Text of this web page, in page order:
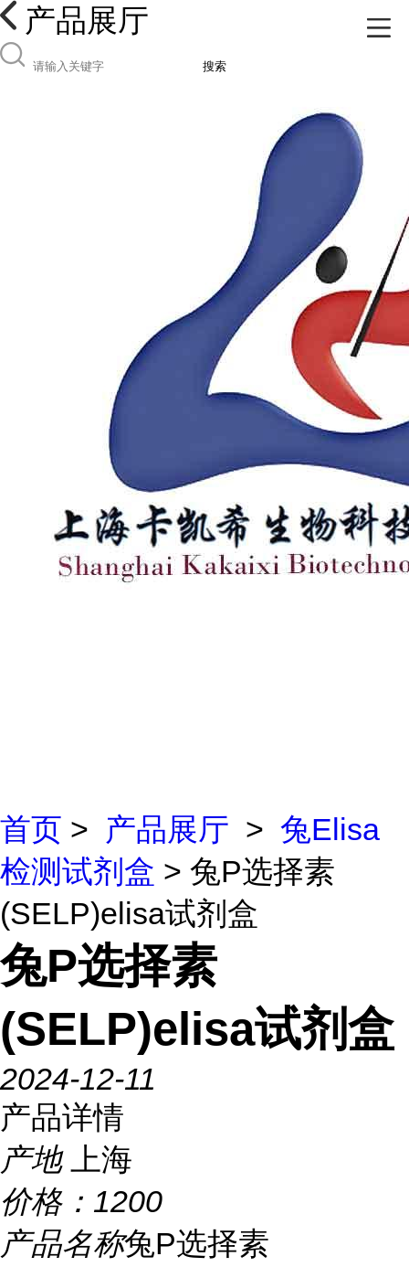
产品展厅
搜索
首页 > 产品展厅 > 兔Elisa
检测试剂盒 > 兔P选择素
(SELP)elisa试剂盒
兔P选择素
(SELP)elisa试剂盒
2024-12-11
产品详情
产地
上海
价格： 1200
产品名称兔P选择素